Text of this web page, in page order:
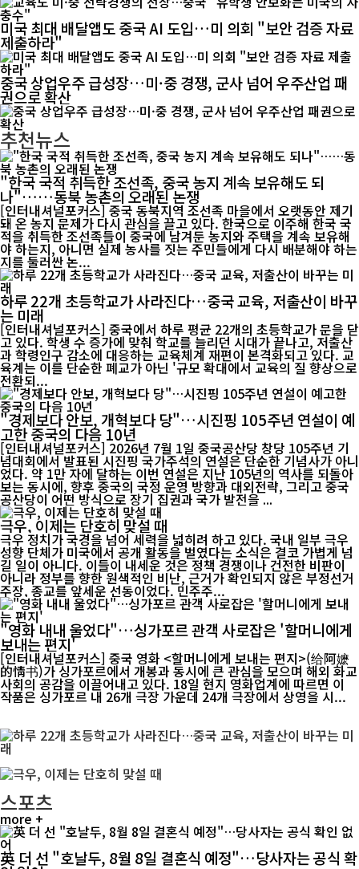
미국 최대 배달앱도 중국 AI 도입…미 의회 "보안 검증 자료
제출하라"
중국 상업우주 급성장…미·중 경쟁, 군사 넘어 우주산업 패
권으로 확산
추천뉴스
"한국 국적 취득한 조선족, 중국 농지 계속 보유해도 되
나"……동북 농촌의 오래된 논쟁
[인터내셔널포커스] 중국 동북지역 조선족 마을에서 오랫동안 제기
돼 온 농지 문제가 다시 관심을 끌고 있다. 한국으로 이주해 한국 국
적을 취득한 조선족들이 중국에 남겨둔 농지와 주택을 계속 보유해
야 하는지, 아니면 실제 농사를 짓는 주민들에게 다시 배분해야 하는
지를 둘러싼 논...
하루 22개 초등학교가 사라진다…중국 교육, 저출산이 바꾸
는 미래
[인터내셔널포커스] 중국에서 하루 평균 22개의 초등학교가 문을 닫
고 있다. 학생 수 증가에 맞춰 학교를 늘리던 시대가 끝나고, 저출산
과 학령인구 감소에 대응하는 교육체계 재편이 본격화되고 있다. 교
육계는 이를 단순한 폐교가 아닌 '규모 확대에서 교육의 질 향상으로
전환되...
"경제보다 안보, 개혁보다 당"…시진핑 105주년 연설이 예
고한 중국의 다음 10년
[인터내셔널포커스] 2026년 7월 1일 중국공산당 창당 105주년 기
념대회에서 발표된 시진핑 국가주석의 연설은 단순한 기념사가 아니
었다. 약 1만 자에 달하는 이번 연설은 지난 105년의 역사를 되돌아
보는 동시에, 향후 중국의 국정 운영 방향과 대외전략, 그리고 중국
공산당이 어떤 방식으로 장기 집권과 국가 발전을 ...
극우, 이제는 단호히 맞설 때
극우 정치가 국경을 넘어 세력을 넓히려 하고 있다. 국내 일부 극우
성향 단체가 미국에서 공개 활동을 벌였다는 소식은 결코 가볍게 넘
길 일이 아니다. 이들이 내세운 것은 정책 경쟁이나 건전한 비판이
아니라 정부를 향한 원색적인 비난, 근거가 확인되지 않은 부정선거
주장, 종교를 앞세운 선동이었다. 민주주...
"영화 내내 울었다"…싱가포르 관객 사로잡은 '할머니에게
보내는 편지'
[인터내셔널포커스] 중국 영화 <할머니에게 보내는 편지>(给阿嬷
的情书)가 싱가포르에서 개봉과 동시에 큰 관심을 모으며 해외 화교
사회의 공감을 이끌어내고 있다. 18일 현지 영화업계에 따르면 이
작품은 싱가포르 내 26개 극장 가운데 24개 극장에서 상영을 시...
스포츠
more +
英 더 선 "호날두, 8월 8일 결혼식 예정"…당사자는 공식 확